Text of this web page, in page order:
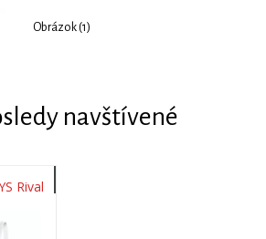
Obrázok (1)
navštívené
Rival